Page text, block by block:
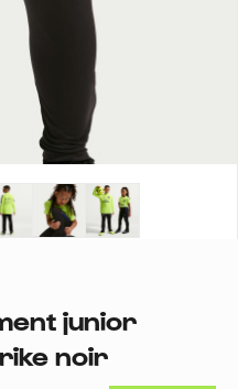
junior
noir